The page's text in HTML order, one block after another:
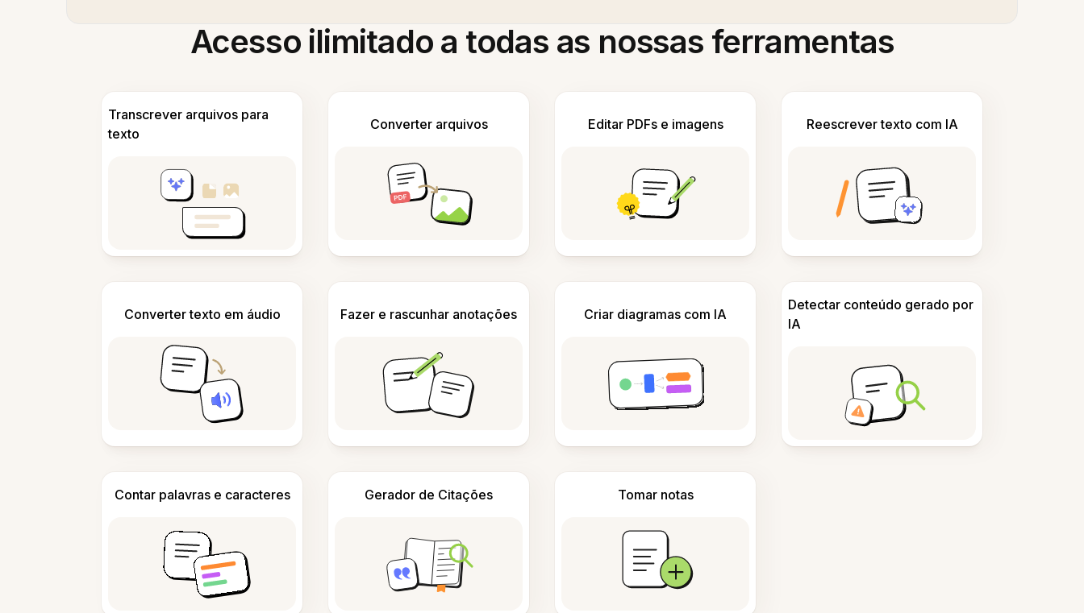
Acesso ilimitado a todas as nossas ferramentas
Transcrever arquivos para
texto
Converter arquivos Editar PDFs e imagens Reescrever texto com IA
Converter texto em áudio Fazer e rascunhar anotações Criar diagramas com IA
Detectar conteúdo gerado por
IA
Contar palavras e caracteres Gerador de Citações Tomar notas